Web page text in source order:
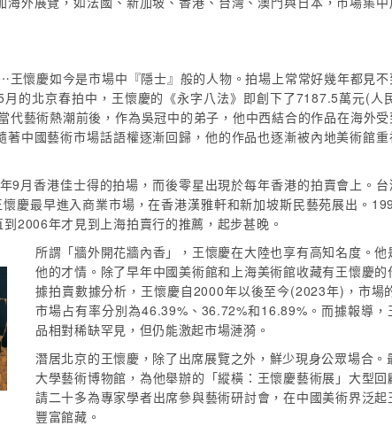
懷慶如今是市場中『隱士』般的人物。拍場上常常好幾年都見不
的北京春拍中，王懷慶的《永字八法》即創下了7187.5萬元(人
藝術熱潮前後，作為吳冠中的弟子，他中西結合的作品在海外受
中國藝術市場話語權逐漸回歸，他的作品也逐漸被內地美術館重
9月香港佳士得的拍場，而後零星出現於每年香港的拍賣會上。台
慶最早進入商業市場，在香港漢雅軒和新加坡斯民藝苑展出。
2006年才見到上海拍賣行的推薦，起步甚晚。
所謂「牆外開花牆內香」，王懷慶在大陸也享有高知名度。
他的才情。除了早年中國美術館和上海美術館收藏有王懷慶
據拍賣數據分析，王懷慶自2000年以後至今(2023年)，市場
市場占有率分別為46.39%、36.72%和16.89%。而據報導
品相對稀缺罕見，但仍能激起市場漣漪。
潛居北京的王懷慶，除了出席展覽之外，鮮少現身公眾場合
大學藝術博物館，為他舉辦的「縱橫：王懷慶藝術展」大型
請二十多為專家學者出席參與藝術研討會，在中國美術界泛
豐富館藏。